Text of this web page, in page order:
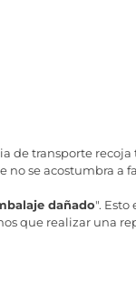
de transporte
no se acostumbra a
dañado". Esto
que realizar una